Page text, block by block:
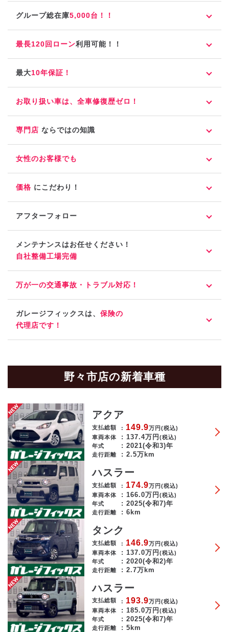
グループ総在庫5,000台！！
最長120回ローン利用可能！！
最大10年保証！
お取り扱い車は、全車修復歴ゼロ！
専門店 ならではの知識
女性のお客様でも
価格 にこだわり！
アフターフォロー
メンテナンスはお任せください！
自社整備工場完備
万が一の交通事故・トラブル対応！
ガレージフィックスは、 保険の
代理店です！
野々市店の新着車種
アクア
支払総額 149.9万円(税込)
車両本体
137.4万円(税込)
年式
2021(令和3)年
走行距離 2.5万km
ハスラー
支払総額 174.9万円(税込)
車両本体
166.0万円(税込)
年式
2025(令和7)年
走行距離 6km
タンク
支払総額 146.9万円(税込)
車両本体
137.0万円(税込)
年式
2020(令和2)年
走行距離 2.7万km
ハスラー
支払総額 193.9万円(税込)
車両本体
185.0万円(税込)
年式
2025(令和7)年
走行距離 5km